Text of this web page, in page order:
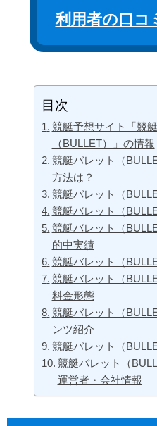
利用者の口コ
目次
競艇予想サイト「競
（BULLET）」の情報
競艇バレット（
方法は？
競艇バレット（
競艇バレット（
競艇バレット（
的中実績
競艇バレット（
競艇バレット（
料金形態
競艇バレット（
ンツ紹介
競艇バレット（
競艇バレット（
運営者・会社情報